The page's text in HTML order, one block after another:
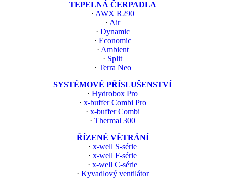
TEPELNÁ ČERPADLA
· AWX R290
· Air
· Dynamic
· Economic
· Ambient
· Split
· Terra Neo
SYSTÉMOVÉ PŘÍSLUŠENSTVÍ
· Hydrobox Pro
· x-buffer Combi Pro
· x-buffer Combi
· Thermal 300
ŘÍZENÉ VĚTRÁNÍ
· x-well S-série
· x-well F-série
· x-well C-série
· Kyvadlový ventilátor